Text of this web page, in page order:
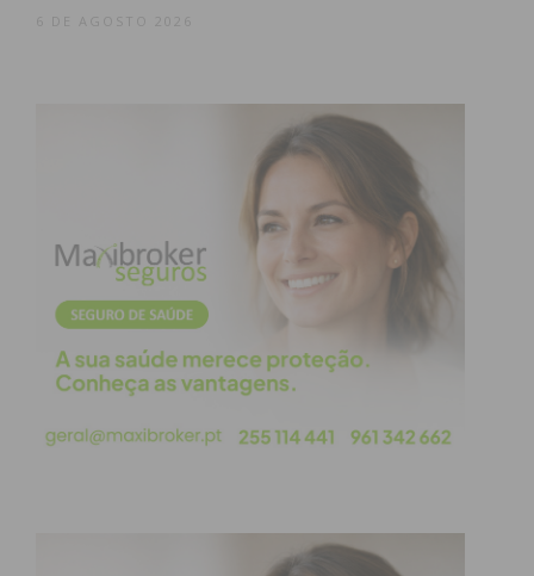
terreno, como se produz um
alimento tão importante na
nossa alimentação e que é a
base do nosso queijo Limiano,
promovendo uma relação
mais informada e consciente
experiência direta tem um
qualquer explicação teórica”,
6 DE AGOSTO 2026